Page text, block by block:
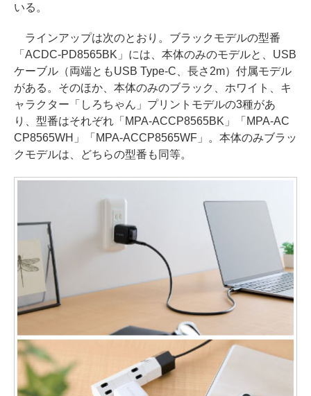
いる。
ラインアップは次のとおり。ブラックモデルの型番
「ACDC-PD8565BK」には、本体のみのモデルと、USB
ケーブル（両端ともUSB Type-C、長さ2m）付属モデル
がある。そのほか、本体のみのブラック、ホワイト、キ
ャラクター「しろちゃん」プリントモデルの3種があ
り、型番はそれぞれ「MPA-ACCP8565BK」「MPA-AC
CP8565WH」「MPA-ACCP8565WF」。本体のみブラッ
クモデルは、どちらの型番も同等。